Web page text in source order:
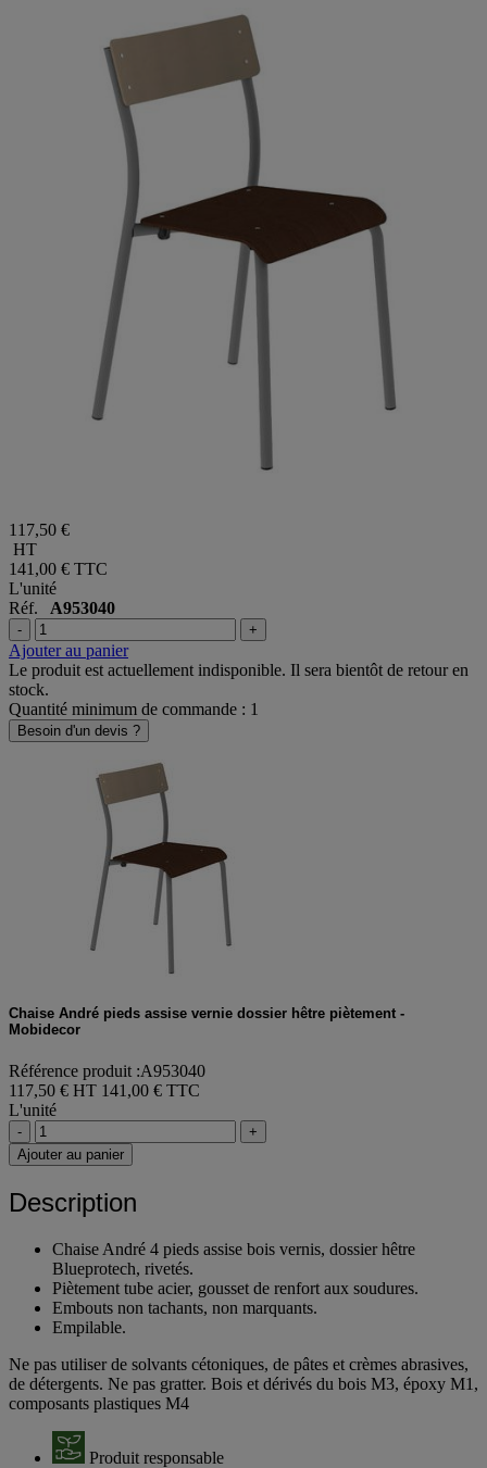
117,50 €
HT
141,00 € TTC
L'unité
Réf. A953040
- +
Ajouter au panier
Le produit est actuellement indisponible. Il sera bientôt de retour en
stock.
Quantité minimum de commande : 1
Besoin d'un devis ?
Chaise André pieds assise vernie dossier hêtre piètement -
Mobidecor
Référence produit :A953040
117,50 € HT 141,00 € TTC
L'unité
-
+
Ajouter au panier
Description
Chaise André 4 pieds assise bois vernis, dossier hêtre
Blueprotech, rivetés.
Piètement tube acier, gousset de renfort aux soudures.
Embouts non tachants, non marquants.
Empilable.
Ne pas utiliser de solvants cétoniques, de pâtes et crèmes abrasives,
de détergents. Ne pas gratter. Bois et dérivés du bois M3, époxy M1,
composants plastiques M4
Produit responsable